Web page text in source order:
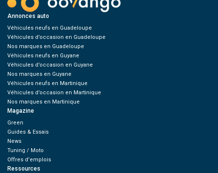
Annonces auto
Véhicules neufs en Guadeloupe
Véhicules d’occasion en Guadeloupe
Nos marques en Guadeloupe
Véhicules neufs en Guyane
Véhicules d’occasion en Guyane
Nos marques en Guyane
Véhicules neufs en Martinique
Véhicules d’occasion en Martinique
Nos marques en Martinique
Magazine
Green
Guides & Essais
News
Tuning / Moto
Offres d’emplois
Ressources